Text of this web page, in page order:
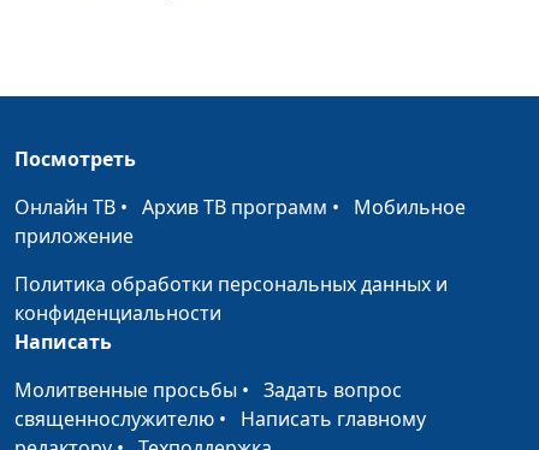
Как сериалы влияют на
жизнь женщины?
Анна Богатская,
психолог, семейный
Женщина в гневе - в чем
причина?
Мария Вачева,
психолог, семейный
Посмотреть
Онлайн ТВ • Архив ТВ программ • Мобильное
приложение
Политика обработки персональных данных и
конфиденциальности
Написать
Молитвенные просьбы • Задать вопрос
священнослужителю • Написать главному